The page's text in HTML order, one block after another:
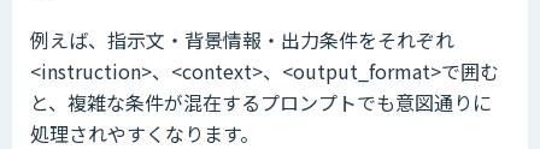
例えば、指示文・背景情報・出力条件をそれぞれ
<instruction>、<context>、<output_format>で囲む
と、複雑な条件が混在するプロンプトでも意図通りに
処理されやすくなります。